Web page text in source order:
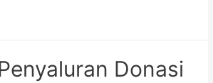
Donasi